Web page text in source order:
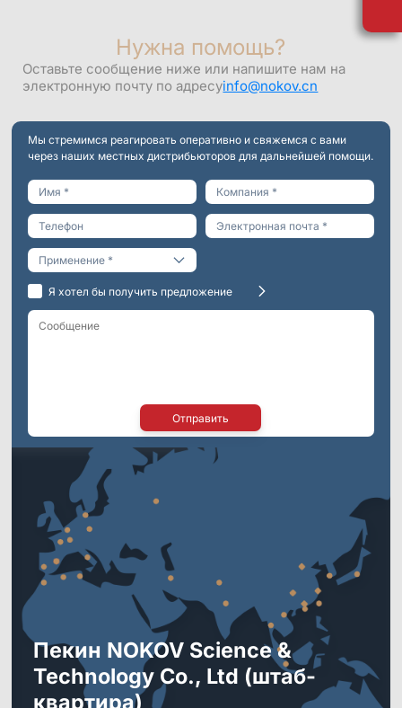
Нужна помощь?
Оставьте сообщение ниже или напишите нам на
электронную почту по адресуinfo@nokov.cn
Мы стремимся реагировать оперативно и свяжемся с вами
через наших местных дистрибьюторов для дальнейшей помощи.
Инженерия
Науки о жизни
Я хотел бы получить предложение
Отправить
Пекин NOKOV Science &
Technology Co., Ltd (штаб-
квартира)
Полные тела
Дроны/Роботы
Другие